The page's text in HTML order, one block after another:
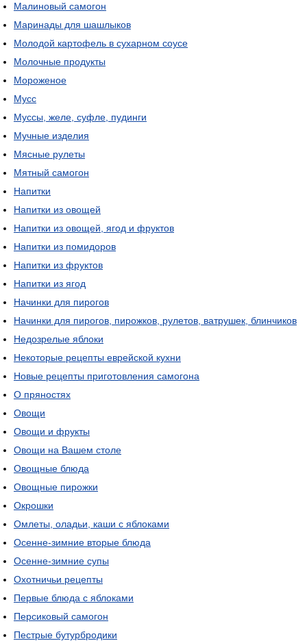
Малиновый самогон
Маринады для шашлыков
Молодой картофель в сухарном соусе
Молочные продукты
Мороженое
Мусс
Муссы, желе, суфле, пудинги
Мучные изделия
Мясные рулеты
Мятный самогон
Напитки
Напитки из овощей
Напитки из овощей, ягод и фруктов
Напитки из помидоров
Напитки из фруктов
Напитки из ягод
Начинки для пирогов
Начинки для пирогов, пирожков, рулетов, ватрушек, блинчиков
Недозрелые яблоки
Некоторые рецепты еврейской кухни
Новые рецепты приготовления самогона
О пряностях
Овощи
Овощи и фрукты
Овощи на Вашем столе
Овощные блюда
Овощные пирожки
Окрошки
Омлеты, оладьи, каши с яблоками
Осенне-зимние вторые блюда
Осенне-зимние супы
Охотничьи рецепты
Первые блюда с яблоками
Персиковый самогон
Пестрые бутурбродики